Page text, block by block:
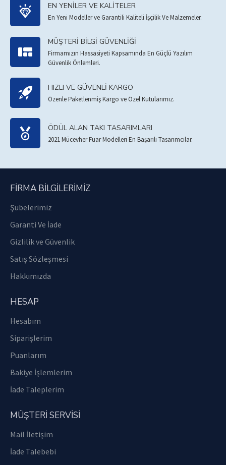
EN YENILER VE KALITELER
En Yeni Modeller ve Garantili Kaliteli İşçilik Ve Malzemeler.
MÜŞTERI BILGI GÜVENLIĞI
Firmamızın Hassasiyeti Kapsamında En Güçlü Yazılım
Güvenlik Önlemleri.
HIZLI VE GÜVENLI KARGO
Özenle Paketlenmiş Kargo ve Özel Kutularımız.
ÖDÜL ALAN TAKI TASARIMLARI
2021 Mücevher Fuar Modelleri En Başarılı Tasarımcılar.
FIRMA BILGILERIMIZ
Şubelerimiz
Garanti Ve İade
Gizlilik ve Güvenlik
Satış Sözleşmesi
Hakkımızda
HESAP
Hesabım
Siparişlerim
Puanlarım
Bakiye İşlemlerim
İade Taleplerim
MÜŞTERİ SERVİSİ
Mail İletişim
İade Talebebi